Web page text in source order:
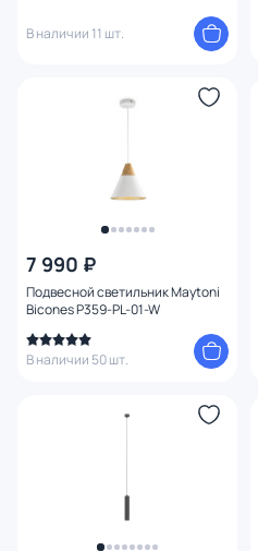
В наличии 11 шт.
7 990 ₽
Подвесной светильник Maytoni
Bicones P359-PL-01-W
В наличии 50 шт.